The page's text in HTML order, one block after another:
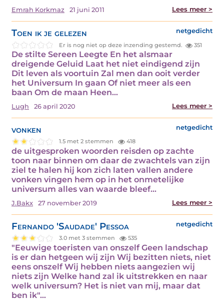
Emrah Korkmaz 21 juni 2011 Lees meer >
Toen ik je gelezen netgedicht
Er is nog niet op deze inzending gestemd. 351
De stilte Sereen Leegte En het alsmaar
dreigende Geluid Laat het niet eindigend zijn
Dit leven als voortuin Zal men dan ooit verder
het Universum In gaan Of niet meer als een
baan Om de maan Heen…
Lugh 26 april 2020 Lees meer >
vonken netgedicht
1.5 met 2 stemmen 418
de uitgesproken woorden reisden op zachte
toon naar binnen om daar de zwachtels van zijn
ziel te halen hij kon zich laten vallen andere
vonken vingen hem op in het onmetelijke
universum alles van waarde bleef…
J.Bakx 27 november 2019 Lees meer >
Fernando 'Saudade' Pessoa netgedicht
3.0 met 3 stemmen 535
"Eeuwige toeristen van onszelf Geen landschap
is er dan hetgeen wij zijn Wij bezitten niets, niet
eens onszelf Wij hebben niets aangezien wij
niets zijn Welke hand zal ik uitstrekken en naar
welk universum? Het is niet van mij, maar dat
ben ik"…